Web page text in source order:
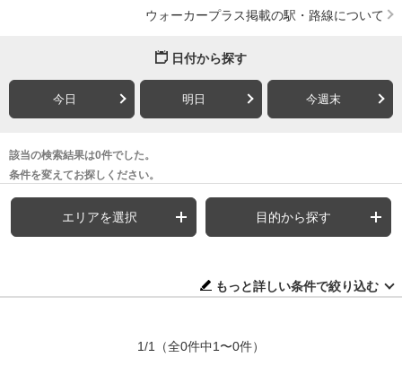
ウォーカープラス掲載の駅・路線について
日付から探す
今日 明日 今週末
該当の検索結果は0件でした。
条件を変えてお探しください。
エリアを選択 目的から探す
もっと詳しい条件で絞り込む
1/1 （全0件中1〜0件）